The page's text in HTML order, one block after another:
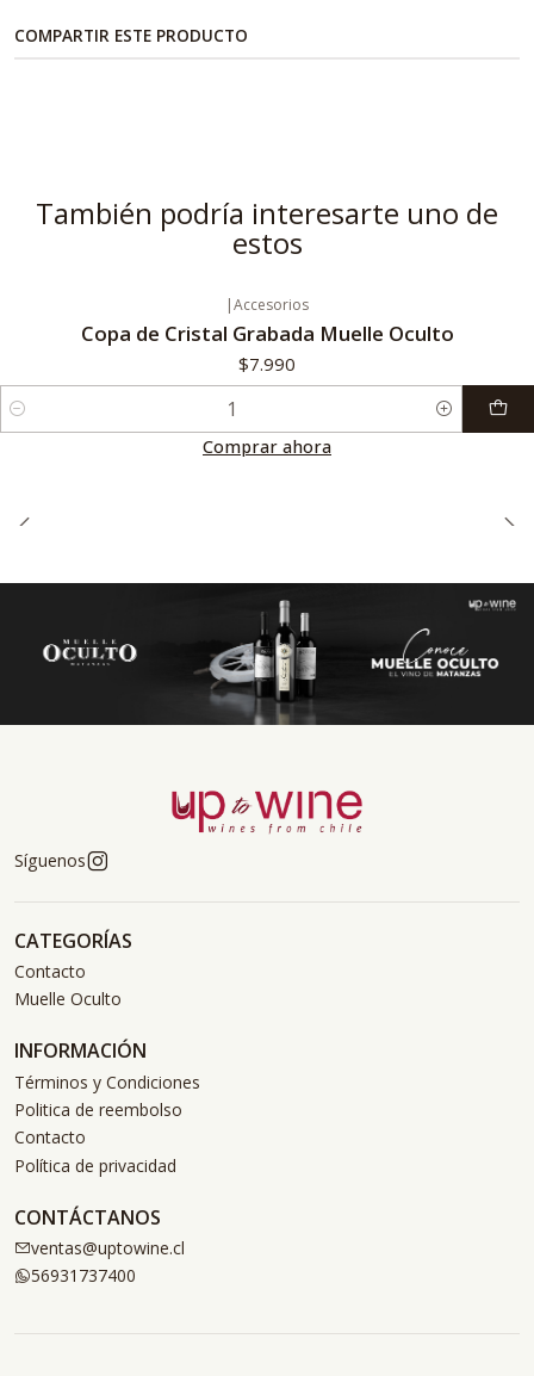
COMPARTIR ESTE PRODUCTO
También podría interesarte uno de
estos
|Accesorios
Copa de Cristal Grabada Muelle Oculto
$7.990
Cantidad
Comprar ahora
Síguenos
CATEGORÍAS
Contacto
Muelle Oculto
INFORMACIÓN
Términos y Condiciones
Politica de reembolso
Contacto
Política de privacidad
CONTÁCTANOS
ventas@uptowine.cl
56931737400